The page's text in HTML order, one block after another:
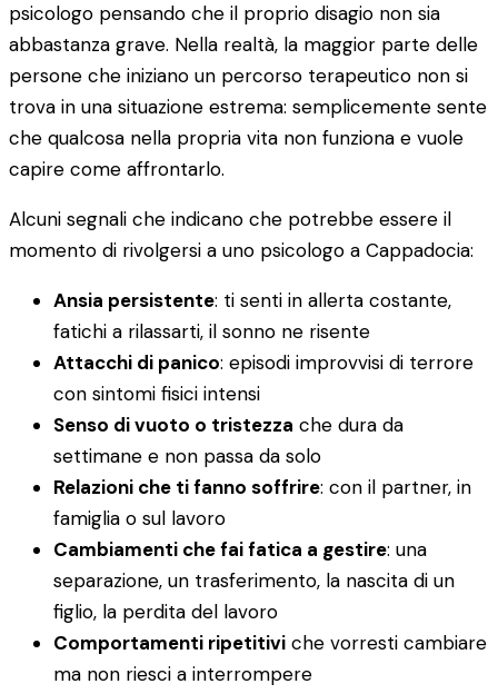
psicologo pensando che il proprio disagio non sia
abbastanza grave. Nella realtà, la maggior parte delle
persone che iniziano un percorso terapeutico non si
trova in una situazione estrema: semplicemente sente
che qualcosa nella propria vita non funziona e vuole
capire come affrontarlo.
Alcuni segnali che indicano che potrebbe essere il
momento di rivolgersi a uno psicologo a Cappadocia:
Ansia persistente: ti senti in allerta costante,
fatichi a rilassarti, il sonno ne risente
Attacchi di panico: episodi improvvisi di terrore
con sintomi fisici intensi
Senso di vuoto o tristezza che dura da
settimane e non passa da solo
Relazioni che ti fanno soffrire: con il partner, in
famiglia o sul lavoro
Cambiamenti che fai fatica a gestire: una
separazione, un trasferimento, la nascita di un
figlio, la perdita del lavoro
Comportamenti ripetitivi che vorresti cambiare
ma non riesci a interrompere